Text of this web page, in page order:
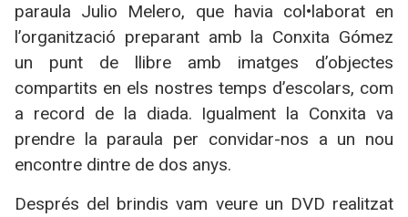
paraula Julio Melero, que havia col•laborat en
l’organització preparant amb la Conxita Gómez
un punt de llibre amb imatges d’objectes
compartits en els nostres temps d’escolars, com
a record de la diada. Igualment la Conxita va
prendre la paraula per convidar-nos a un nou
encontre dintre de dos anys.
Després del brindis vam veure un DVD realitzat